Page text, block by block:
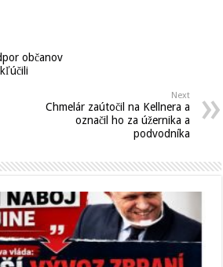
občanov
Next
Chmelár zaútočil na Kellnera a
označil ho za úžernika a
podvodníka